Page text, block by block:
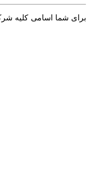
برای شما اسامی کلیه